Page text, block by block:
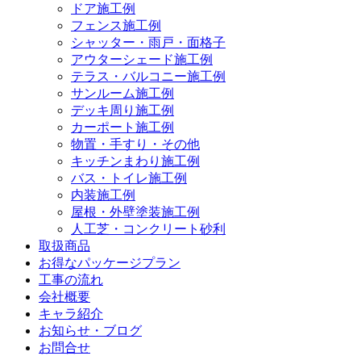
ドア施工例
フェンス施工例
シャッター・雨戸・面格子
アウターシェード施工例
テラス・バルコニー施工例
サンルーム施工例
デッキ周り施工例
カーポート施工例
物置・手すり・その他
キッチンまわり施工例
バス・トイレ施工例
内装施工例
屋根・外壁塗装施工例
人工芝・コンクリート砂利
取扱商品
お得なパッケージプラン
工事の流れ
会社概要
キャラ紹介
お知らせ・ブログ
お問合せ